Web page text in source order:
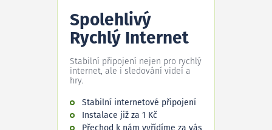
Spolehlivý
Rychlý Internet
Stabilní připojení nejen pro rychlý
internet, ale i sledování videí a
hry.
Stabilní internetové připojení
Instalace již za 1 Kč
Přechod k nám vyřídíme za vás